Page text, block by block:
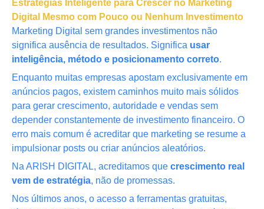
Estratégias Inteligente para Crescer no Marketing
Digital Mesmo com Pouco ou Nenhum Investimento
Marketing Digital sem grandes investimentos não
significa ausência de resultados. Significa usar
inteligência, método e posicionamento correto.
Enquanto muitas empresas apostam exclusivamente em
anúncios pagos, existem caminhos muito mais sólidos
para gerar crescimento, autoridade e vendas sem
depender constantemente de investimento financeiro. O
erro mais comum é acreditar que marketing se resume a
impulsionar posts ou criar anúncios aleatórios.
Na ARISH DIGITAL, acreditamos que crescimento real
vem de estratégia, não de promessas.
Nos últimos anos, o acesso a ferramentas gratuitas,